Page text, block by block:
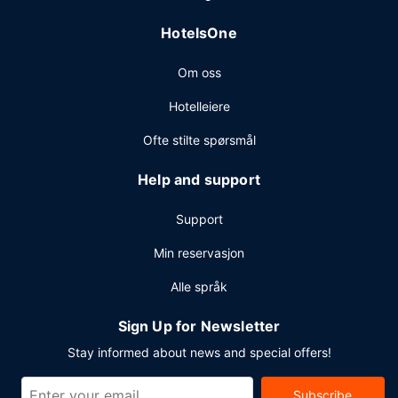
HotelsOne
Om oss
Hotelleiere
Ofte stilte spørsmål
Help and support
Support
Min reservasjon
Alle språk
Sign Up for Newsletter
Stay informed about news and special offers!
Subscribe